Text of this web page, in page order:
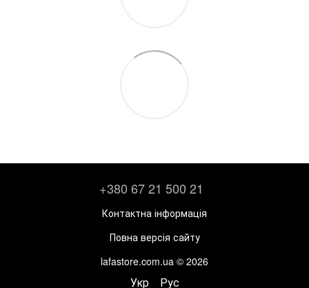
+380 67 21 500 21
Контактна інформація
Повна версія сайту
lafastore.com.ua © 2026
Укр Рус